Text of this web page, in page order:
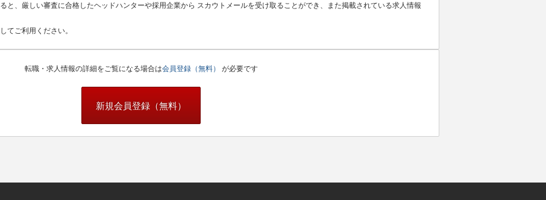
と、厳しい審査に合格したヘッドハンターや採用企業から スカウトメールを受け取ることができ、また掲載されている求人情報
てご利用ください。
転職・求人情報の詳細をご覧になる場合は会員登録（無料） が必要です
新規会員登録（無料）